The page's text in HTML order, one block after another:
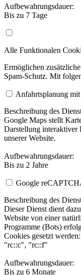
Aufbewahrungsdauer:
Bis zu 7 Tage
Alle Funktionalen
Ermöglichen
Spam-Schutz. Mit
Anfahrtsplanung
Beschreibung des
Google Maps stellt
Darstellung interaktiver
unserer Website.
Aufbewahrungsdauer:
Bis zu 2 Jahre
Google
Beschreibung des
Dieser Dienst dient
Website von einer
Programme (Bots)
Cookies gesetzt
"rc::c", "rc::f"
Aufbewahrungsdauer:
Bis zu 6 Monate